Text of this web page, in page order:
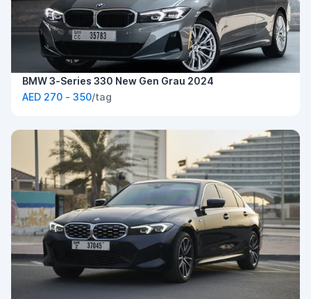
BMW 3-Series 330 New Gen Grau 2024
AED 270 - 350/tag